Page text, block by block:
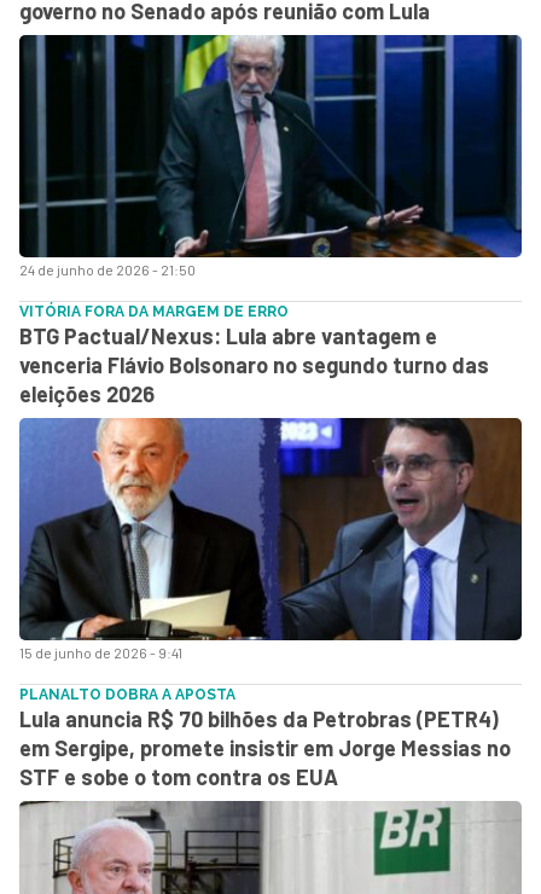
24 de junho de 2026 - 21:50
governo no Senado após reunião com Lula
15 de junho de 2026 - 9:41
VITÓRIA FORA DA MARGEM DE ERRO
BTG Pactual/Nexus: Lula abre vantagem e
venceria Flávio Bolsonaro no segundo turno das
eleições 2026
PLANALTO DOBRA A APOSTA
Lula anuncia R$ 70 bilhões da Petrobras (PETR4)
em Sergipe, promete insistir em Jorge Messias no
STF e sobe o tom contra os EUA